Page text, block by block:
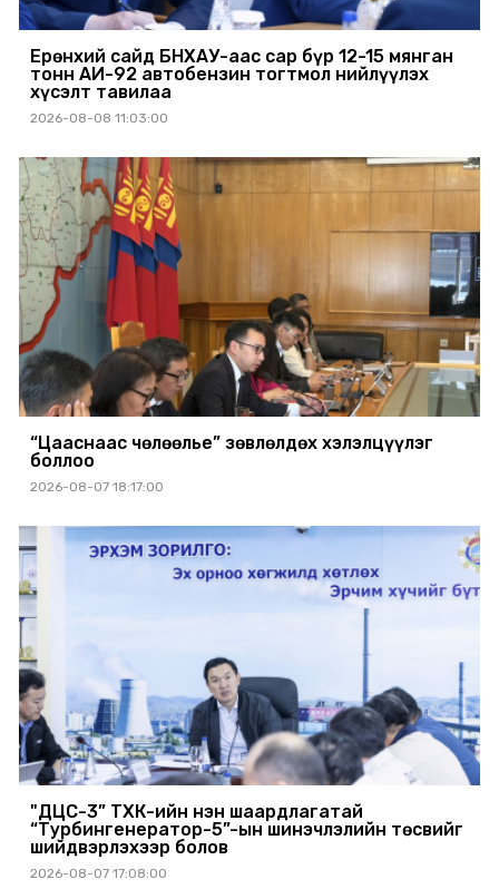
Ерөнхий сайд БНХАУ-аас сар бүр 12-15 мянган
тонн АИ-92 автобензин тогтмол нийлүүлэх
хүсэлт тавилаа
2026-08-08 11:03:00
“Цааснаас чөлөөлье” зөвлөлдөх хэлэлцүүлэг
боллоо
2026-08-07 18:17:00
"ДЦС-3” ТӨХК-ийн нэн шаардлагатай
“Турбингенератор-5”-ын шинэчлэлийн төсвийг
шийдвэрлэхээр болов
2026-08-07 17:08:00